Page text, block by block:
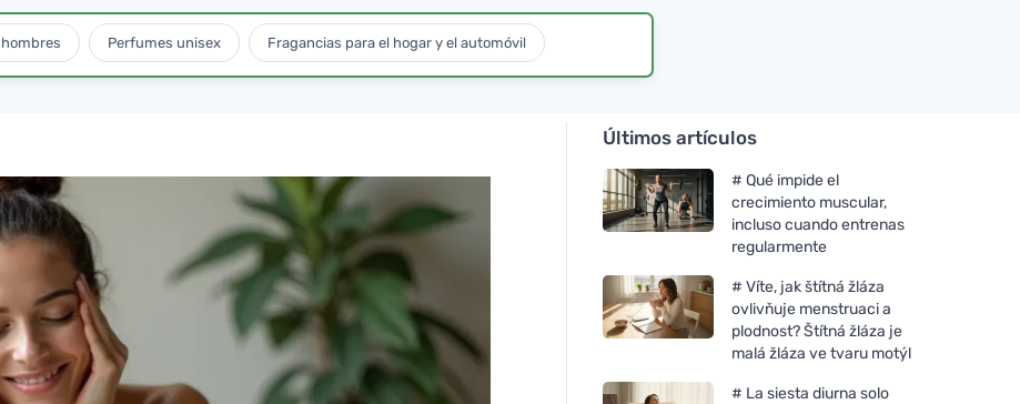
Perfumes unisex Fragancias para el hogar y el automóvil
Últimos artículos
# Qué impide el
crecimiento muscular,
incluso cuando entrenas
regularmente
# Víte, jak štítná žláza
ovlivňuje menstruaci a
plodnost? Štítná žláza je
malá žláza ve tvaru motýl
# La siesta diurna solo